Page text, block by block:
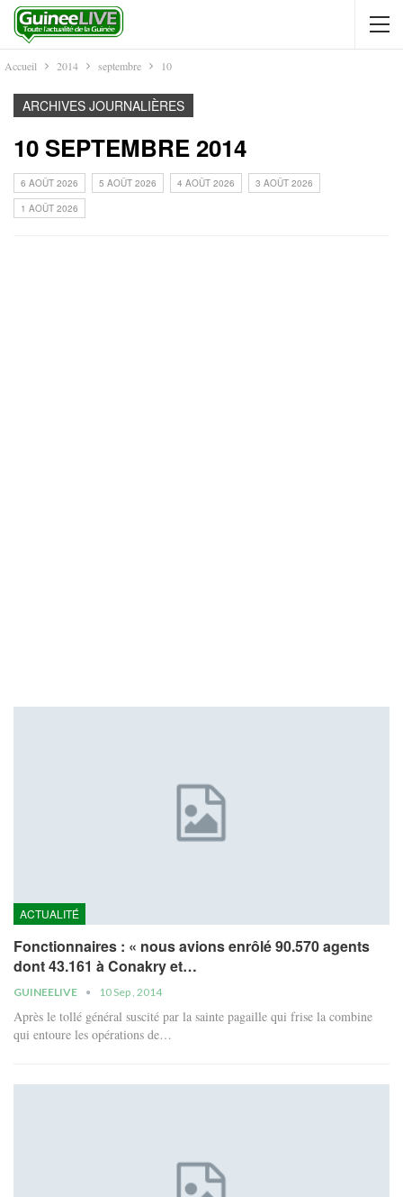
Accueil 2014 septembre 10
ARCHIVES JOURNALIÈRES
10 SEPTEMBRE 2014
6 AOÛT 2026 5 AOÛT 2026 4 AOÛT 2026
3 AOÛT 2026
1 AOÛT 2026
ACTUALITÉ
Fonctionnaires : « nous avions enrôlé 90.570 agents
dont 43.161 à Conakry et…
GUINEELIVE 10 Sep , 2014
Après le tollé général suscité par la sainte pagaille qui frise la combine
qui entoure les opérations de…